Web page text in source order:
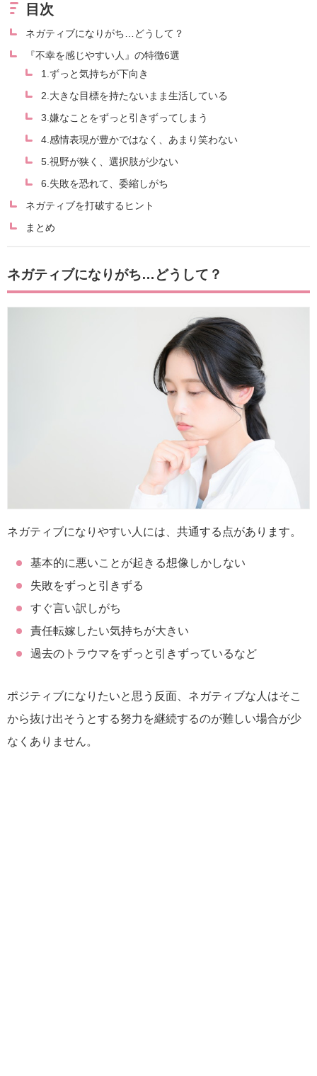
目次
ネガティブになりがち…どうして？
『不幸を感じやすい人』の特徴6選
1.ずっと気持ちが下向き
2.大きな目標を持たないまま生活している
3.嫌なことをずっと引きずってしまう
4.感情表現が豊かではなく、あまり笑わない
5.視野が狭く、選択肢が少ない
6.失敗を恐れて、委縮しがち
ネガティブを打破するヒント
まとめ
ネガティブになりがち…どうして？
ネガティブになりやすい人には、共通する点があります。
基本的に悪いことが起きる想像しかしない
失敗をずっと引きずる
すぐ言い訳しがち
責任転嫁したい気持ちが大きい
過去のトラウマをずっと引きずっているなど
ポジティブになりたいと思う反面、ネガティブな人はそこ
から抜け出そうとする努力を継続するのが難しい場合が少
なくありません。